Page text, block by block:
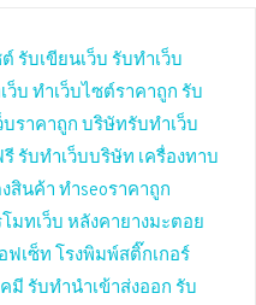
รับเขียนเว็บ รับทำเว็บ
ว็บ ทำเว็บไซต์ราคาถูก รับ
บราคาถูก บริษัทรับทำเว็บ
รี รับทำเว็บบริษัท เครื่องทาบ
สินค้า ทำseoราคาถูก
มทเว็บ หลังคายางมะตอย
ฟเซ็ท โรงพิมพ์สติ๊กเกอร์
มี รับทำนำเข้าส่งออก รับ